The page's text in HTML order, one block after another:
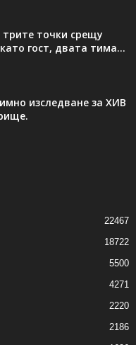
точки срещу
гост, двата тима...
изследване за ХИВ
22467
18722
5500
4271
2220
2186